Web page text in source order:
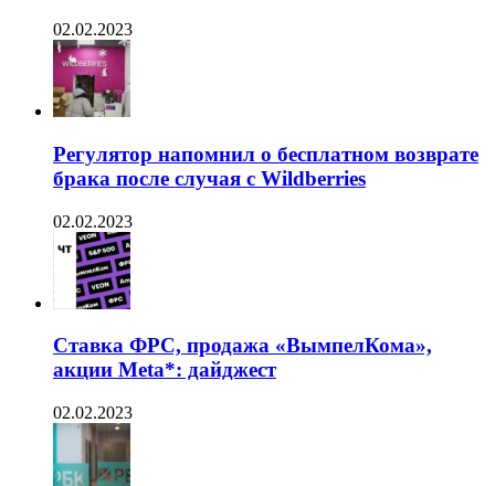
02.02.2023
Регулятор напомнил о бесплатном возврате
брака после случая с Wildberries
02.02.2023
Ставка ФРС, продажа «ВымпелКома»,
акции Meta*: дайджест
02.02.2023